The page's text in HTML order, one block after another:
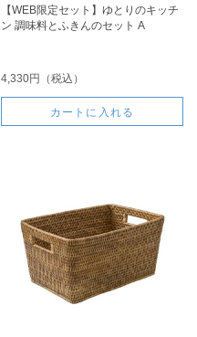
【WEB限定セット】ゆとりのキッチ
ン 調味料とふきんのセット A
4,330円（税込）
カートに入れる